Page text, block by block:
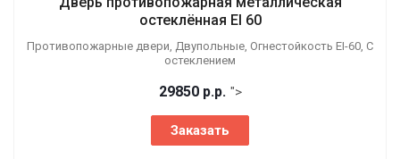
остеклённая EI 60
Противопожарные двери, Двупольные, Огнестойкость EI-60, С
остеклением
29850 р.р. ">
Заказать